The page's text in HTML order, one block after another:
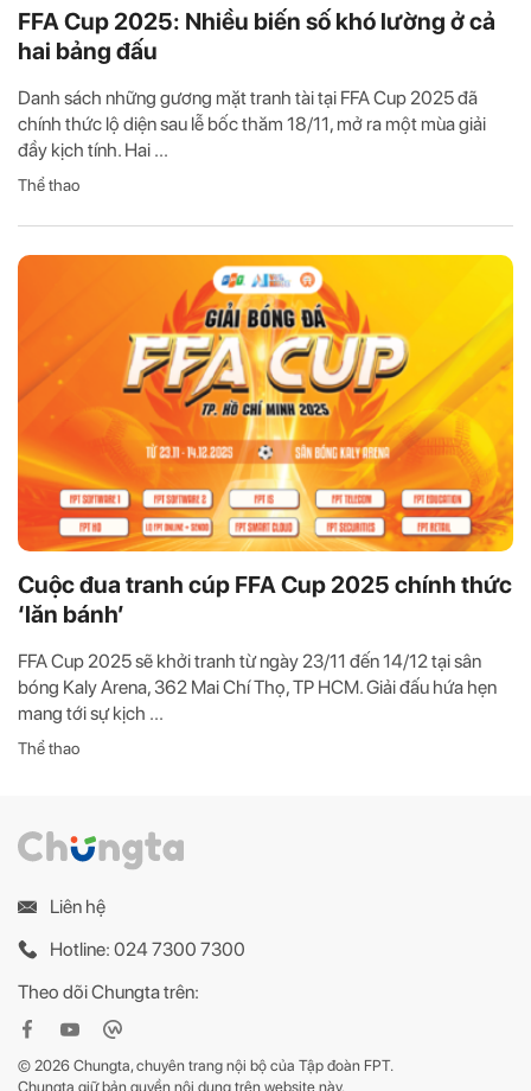
FFA Cup 2025: Nhiều biến số khó lường ở cả
hai bảng đấu
Danh sách những gương mặt tranh tài tại FFA Cup 2025 đã
chính thức lộ diện sau lễ bốc thăm 18/11, mở ra một mùa giải
đầy kịch tính. Hai ...
Thể thao
Cuộc đua tranh cúp FFA Cup 2025 chính thức
‘lăn bánh’
FFA Cup 2025 sẽ khởi tranh từ ngày 23/11 đến 14/12 tại sân
bóng Kaly Arena, 362 Mai Chí Thọ, TP HCM. Giải đấu hứa hẹn
mang tới sự kịch ...
Thể thao
Liên hệ
Hotline: 024 7300 7300
Theo dõi Chungta trên:
© 2026 Chungta, chuyên trang nội bộ của Tập đoàn FPT.
Chungta giữ bản quyền nội dung trên website này.